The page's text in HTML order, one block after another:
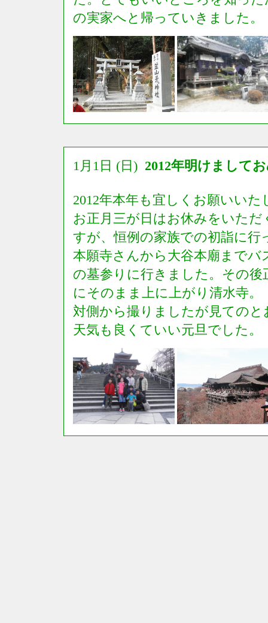
の実家へと帰っていきました。
1月1日 (日) 2012年明けまして
2012年本年も宜しくお願いい
お正月三が日はお休みをいた
すが、恒例の家族での初詣に
本願寺さんから大谷本廟までバ
の墓参りに行きました。その後
にそのまま上に上がり清水寺
対側から撮りましたが見ての
天気も良くていい元旦でした。